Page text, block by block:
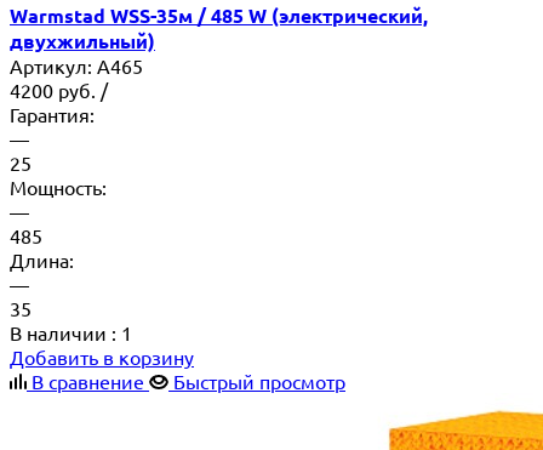
Warmstad WSS-35м / 485 W (электрический,
двухжильный)
Артикул: A465
4200 руб. /
Гарантия:
—
25
Мощность:
—
485
Длина:
—
35
В наличии : 1
Добавить в корзину
В сравнение
Быстрый просмотр